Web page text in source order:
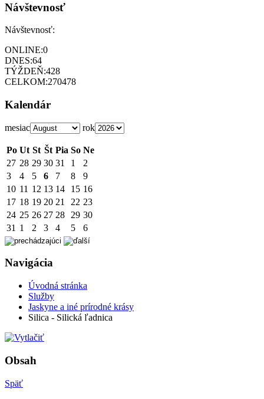
Návštevnosť
Návštevnosť:
ONLINE:0
DNES:64
TÝŽDEŇ:428
CELKOM:270478
Kalendár
mesiac rok
Po Ut St Št Pia So Ne
27 28 29 30 31 1
2
3
4 5 6 7 8
9
10 11 12 13 14 15 16
17 18 19 20 21 22 23
24 25 26 27 28 29 30
31 1 2 3 4 5 6
Navigácia
Úvodná stránka
Služby
Jaskyne a iné prírodné krásy
Silica - Silická ľadnica
Obsah
Späť